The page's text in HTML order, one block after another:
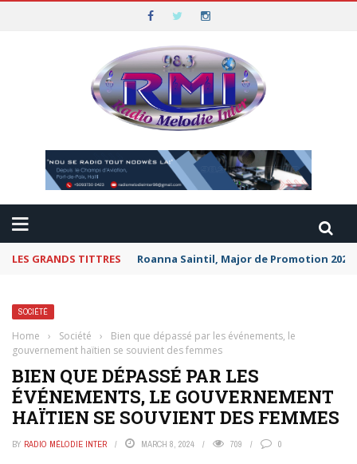
LES GRANDS TITTRES Roanna Saintil, Major de Promotion
SOCIÉTÉ
Home › Société ›
Bien que dépassé par les événements, le
gouvernement haïtien se souvient des femmes
BIEN QUE DÉPASSÉ PAR LES
ÉVÉNEMENTS, LE GOUVERNEMENT
HAÏTIEN SE SOUVIENT DES FEMMES
BY RADIO MÉLODIE INTER MARCH 8, 2024 709 0